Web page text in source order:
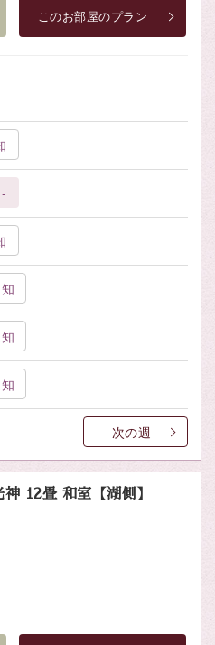
このお部屋のプラン
次の週
神 12畳 和室【湖側】